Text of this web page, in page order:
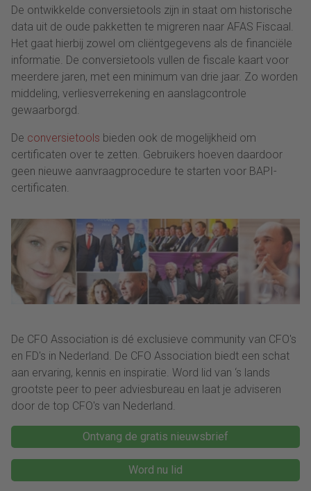
De ontwikkelde conversietools zijn in staat om historische
data uit de oude pakketten te migreren naar AFAS Fiscaal.
Het gaat hierbij zowel om cliëntgegevens als de financiële
informatie. De conversietools vullen de fiscale kaart voor
meerdere jaren, met een minimum van drie jaar. Zo worden
middeling, verliesverrekening en aanslagcontrole
gewaarborgd.
De conversietools bieden ook de mogelijkheid om
certificaten over te zetten. Gebruikers hoeven daardoor
geen nieuwe aanvraagprocedure te starten voor BAPI-
certificaten.
De CFO Association is dé exclusieve community van CFO's
en FD's in Nederland. De CFO Association biedt een schat
aan ervaring, kennis en inspiratie. Word lid van ‘s lands
grootste peer to peer adviesbureau en laat je adviseren
door de top CFO's van Nederland.
Ontvang de gratis nieuwsbrief
Word nu lid